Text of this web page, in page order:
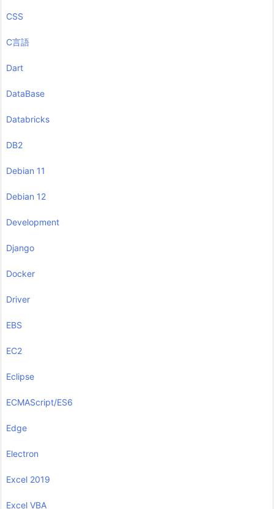
CSS
C言語
Dart
DataBase
Databricks
DB2
Debian 11
Debian 12
Development
Django
Docker
Driver
EBS
EC2
Eclipse
ECMAScript/ES6
Edge
Electron
Excel 2019
Excel VBA